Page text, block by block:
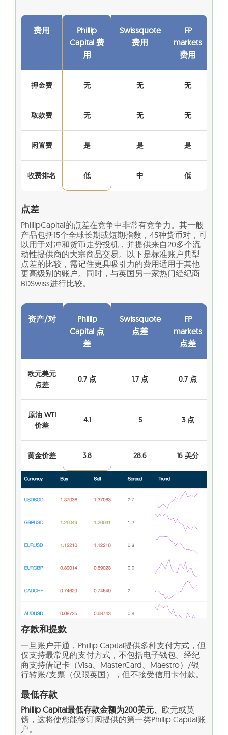
费用
Phillip
Capital 费
用
Swissquote
费用
FP
markets
费用
押金费 无 无 无
取款费 无 无 无
闲置费 是 是 是
收费排名 低 中 低
点差
PhillipCapital的点差在竞争中非常有竞争力。其一般
产品包括15个全球长期或短期指数，45种货币对，可
以用于对冲和货币走势投机，并提供来自20多个流
动性提供商的大宗商品交易。以下是标准账户典型
点差的比较，需记住更具吸引力的费用适用于其他
更高级别的账户。同时，与英国另一家热门经纪商
BDSwiss进行比较。
资产/对
Phillip
Capital 点
差
Swissquote
点差
FP
markets
点差
欧元美元
点差
0.7 点 1.7 点 0.7 点
原油 WTI
价差
4.1 5 3 点
黄金价差 3.8 28.6 16 美分
存款和提款
一旦账户开通，Phillip Capital提供多种支付方式，但
仅支持最常见的支付方式，不包括电子钱包。经纪
商支持借记卡（Visa、MasterCard、Maestro）/银
行转账/支票（仅限英国），但不接受信用卡付款。
最低存款
Phillip Capital最低存款金额为200美元、 欧元或英
镑，这将使您能够订阅提供的第一类Phillip Capital账
户。